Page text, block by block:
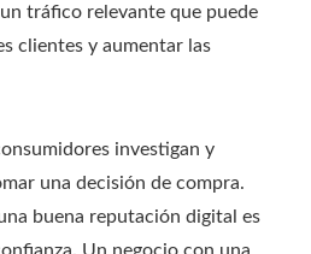
tráfico relevante que puede
clientes y aumentar las
investigan y
una decisión de compra.
buena reputación digital es